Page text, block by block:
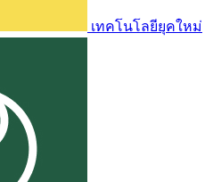
เทคโนโลยียุคใหม่